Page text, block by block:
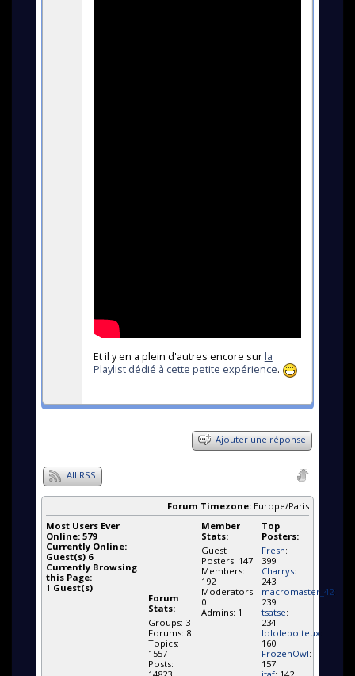
Et il y en a plein d'autres encore surla
Playlist dédié à cette petite expérience.
Ajouter une réponse
All RSS
Forum Timezone: Europe/Paris
Most Users Ever
Online: 579
Currently Online:
Guest(s) 6
Currently Browsing
this Page:
1 Guest(s)
Top
Posters:
Fresh:
399
Charrys:
243
macromaster_42:
239
tsatse:
234
lololeboiteux:
160
FrozenOwl:
157
Member
Stats:
Guest
Posters: 147
Members:
192
Moderators:
0
Admins: 1
Forum
Stats:
Groups: 3
Forums: 8
Topics:
1557
Posts: